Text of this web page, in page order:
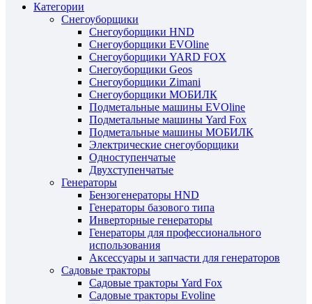
Категории
Снегоуборщики
Снегоуборщики HND
Снегоуборщики EVOline
Снегоуборщики YARD FOX
Снегоуборщики Geos
Снегоуборщики Zimani
Снегоуборщики МОБИЛК
Подметальные машины EVOline
Подметальные машины Yard Fox
Подметальные машины МОБИЛК
Электрические снегоуборщики
Одноступенчатые
Двухступенчатые
Генераторы
Бензогенераторы HND
Генераторы базового типа
Инверторные генераторы
Генераторы для профессионального
использования
Аксессуары и запчасти для генераторов
Садовые тракторы
Садовые тракторы Yard Fox
Садовые тракторы Evoline